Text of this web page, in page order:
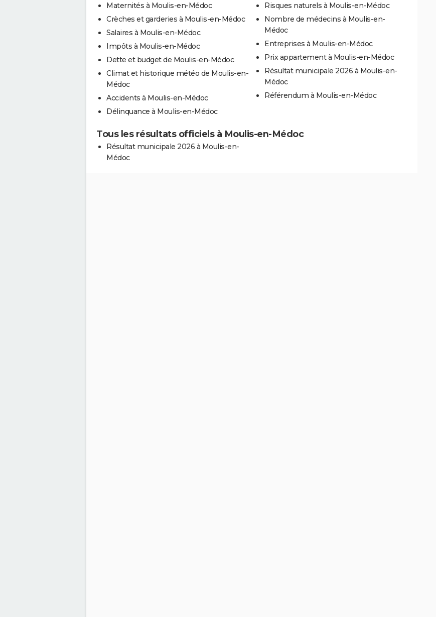
Maternités à Moulis-en-Médoc
Crèches et garderies à Moulis-en-Médoc
Salaires à Moulis-en-Médoc
Impôts à Moulis-en-Médoc
Dette et budget de Moulis-en-Médoc
Climat et historique météo de Moulis-en-
Médoc
Accidents à Moulis-en-Médoc
Délinquance à Moulis-en-Médoc
Risques naturels à Moulis-en-Médoc
Nombre de médecins à Moulis-en-
Médoc
Entreprises à Moulis-en-Médoc
Prix appartement à Moulis-en-Médoc
Résultat municipale 2026 à Moulis-en-
Médoc
Référendum à Moulis-en-Médoc
Tous les résultats officiels à Moulis-en-Médoc
Résultat municipale 2026 à Moulis-en-
Médoc